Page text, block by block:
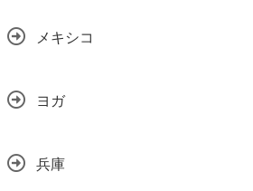
メキシコ
ヨガ
兵庫